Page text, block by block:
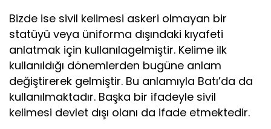
Bizde ise sivil kelimesi askeri olmayan bir
statüyü veya üniforma dışındaki kıyafeti
anlatmak için kullanılagelmiştir. Kelime ilk
kullanıldığı dönemlerden bugüne anlam
değiştirerek gelmiştir. Bu anlamıyla Batı’da da
kullanılmaktadır. Başka bir ifadeyle sivil
kelimesi devlet dışı olanı da ifade etmektedir.